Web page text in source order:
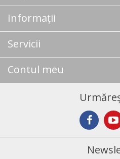
Informații
Servicii
Contul meu